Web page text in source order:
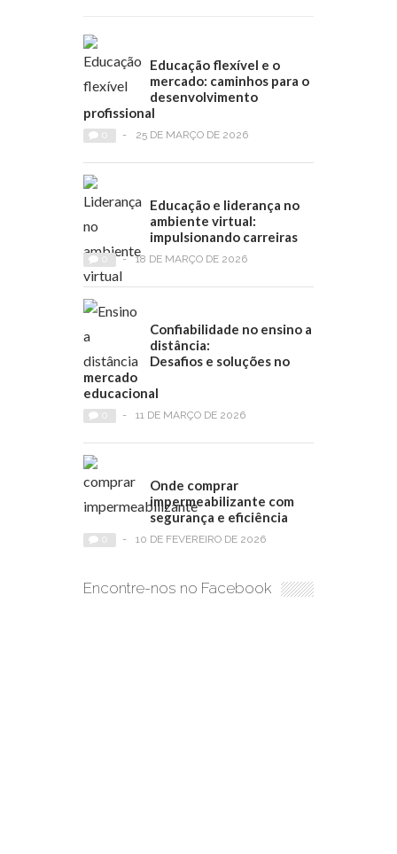
Educação flexível e o
mercado: caminhos para o
desenvolvimento
profissional
- 25 DE MARÇO DE 2026
Educação e liderança no
ambiente virtual:
impulsionando carreiras
- 18 DE MARÇO DE 2026
Confiabilidade no ensino a
distância:
Desafios e soluções no
mercado
educacional
- 11 DE MARÇO DE 2026
Onde comprar
impermeabilizante com
segurança e eficiência
- 10 DE FEVEREIRO DE 2026
Encontre-nos no Facebook